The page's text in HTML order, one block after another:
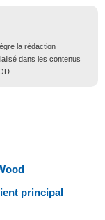
la rédaction
dans les contenus
principal